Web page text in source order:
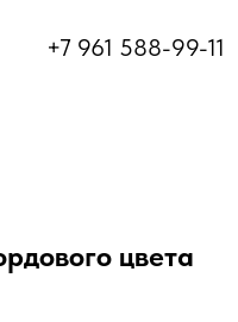
+7 961 588-99-11
цвета